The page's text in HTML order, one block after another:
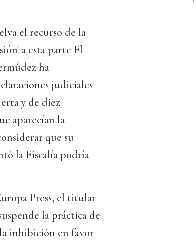
el recurso de la
a esta parte El
ha
judiciales
y de diez
aparecían la
que su
la Fiscalía podría
Press, el titular
la práctica de
la inhibición en favor